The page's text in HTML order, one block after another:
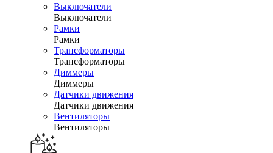
Выключатели
Выключатели
Рамки
Рамки
Трансформаторы
Трансформаторы
Диммеры
Диммеры
Датчики движения
Датчики движения
Вентиляторы
Вентиляторы